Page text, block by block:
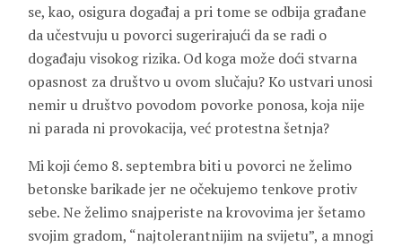
se, kao, osigura događaj a pri tome se odbija građane
da učestvuju u povorci sugerirajući da se radi o
događaju visokog rizika. Od koga može doći stvarna
opasnost za društvo u ovom slučaju? Ko ustvari unosi
nemir u društvo povodom povorke ponosa, koja nije
ni parada ni provokacija, već protestna šetnja?
Mi koji ćemo 8. septembra biti u povorci ne želimo
betonske barikade jer ne očekujemo tenkove protiv
sebe. Ne želimo snajperiste na krovovima jer šetamo
svojim gradom, “najtolerantnijim na svijetu”, a mnogi